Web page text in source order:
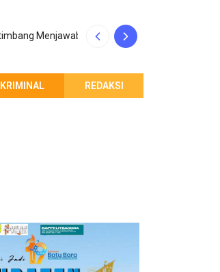
Menjawab Keluhan
KRIMINAL REDAKSI